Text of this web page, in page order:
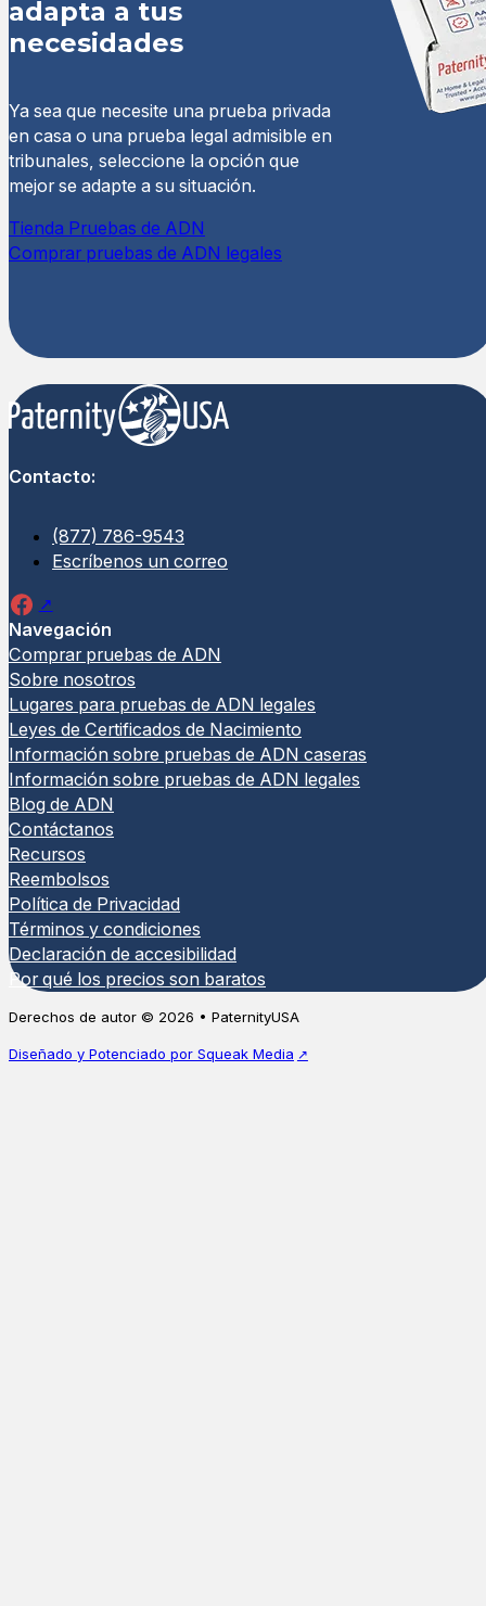
adapta a tus
necesidades
Ya sea que necesite una prueba privada
en casa o una prueba legal admisible en
tribunales, seleccione la opción que
mejor se adapte a su situación.
Tienda Pruebas de ADN
Comprar pruebas de ADN legales
Contacto:
(877) 786-9543
Escríbenos un correo
Navegación
Comprar pruebas de ADN
Sobre nosotros
Lugares para pruebas de ADN legales
Leyes de Certificados de Nacimiento
Información sobre pruebas de ADN caseras
Información sobre pruebas de ADN legales
Blog de ADN
Contáctanos
Recursos
Reembolsos
Política de Privacidad
Términos y condiciones
Declaración de accesibilidad
Por qué los precios son baratos
Derechos de autor © 2026 • PaternityUSA
Diseñado y Potenciado por Squeak Media